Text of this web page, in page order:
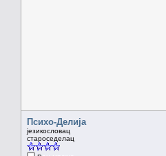
Психо-Делија
језикословац
староседелац